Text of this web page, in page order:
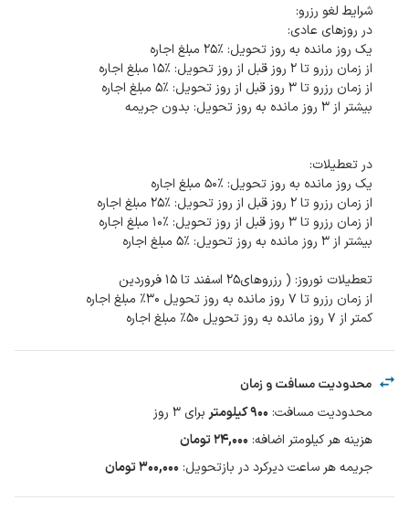
کمتر از ۷ روز مانده به روز تحویل ۵۰٪ مبلغ اجاره
محدودیت مسافت و زمان
محدودیت مسافت: ۹۰۰کیلومتر برای 3 روز
هزینه هر کیلومتر اضافه: ۲۴,۰۰۰تومان
جریمه هر ساعت دیرکرد در بازتحویل: ۳۰۰,۰۰۰ تومان